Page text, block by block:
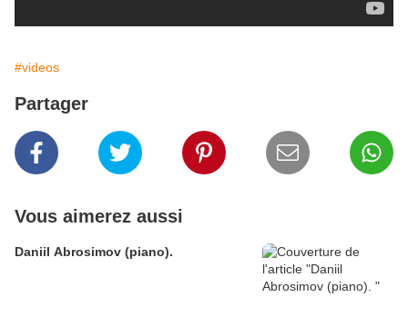
#videos
Partager
Vous aimerez aussi
Daniil Abrosimov (piano).